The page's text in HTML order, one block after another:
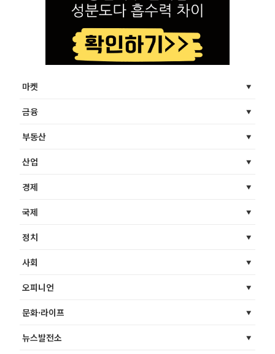
마켓
금융
부동산
산업
경제
국제
정치
사회
오피니언
문화·라이프
뉴스발전소